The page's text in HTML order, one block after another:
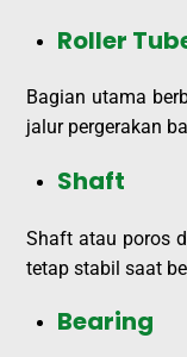
Roller
Bagian utama
jalur pergerakan
Shaft
Shaft atau poros
tetap stabil saat
Bearing